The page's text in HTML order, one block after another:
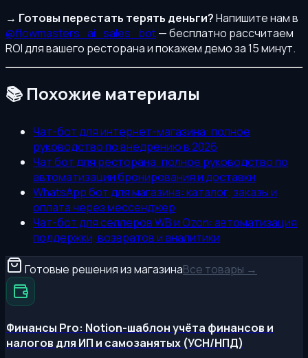
→ Готовы перестать терять деньги?Напишите нам в
@flowmasters_ai_sales_bot— бесплатно рассчитаем
ROI для вашего ресторана и покажем демо за 15 минут.
📚 Похожие материалы
Чат-бот для интернет-магазина: полное
руководство по внедрению в 2026
Чат бот для ресторана: полное руководство по
автоматизации бронирования и доставки
WhatsApp бот для магазина: каталог, заказы и
оплата через мессенджер
Чат-бот для селлеров WB и Ozon: автоматизация
поддержки, возвратов и аналитики
Готовые решения из магазинаВсе товары →
Финансы Pro: Notion-шаблон учёта финансов и
налогов для ИП и самозанятых (УСН/НПД)